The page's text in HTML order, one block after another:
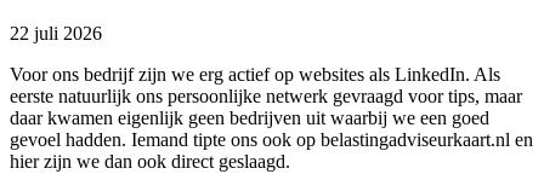
22 juli 2026
Voor ons bedrijf zijn we erg actief op websites als LinkedIn. Als
eerste natuurlijk ons persoonlijke netwerk gevraagd voor tips, maar
daar kwamen eigenlijk geen bedrijven uit waarbij we een goed
gevoel hadden. Iemand tipte ons ook op belastingadviseurkaart.nl en
hier zijn we dan ook direct geslaagd.